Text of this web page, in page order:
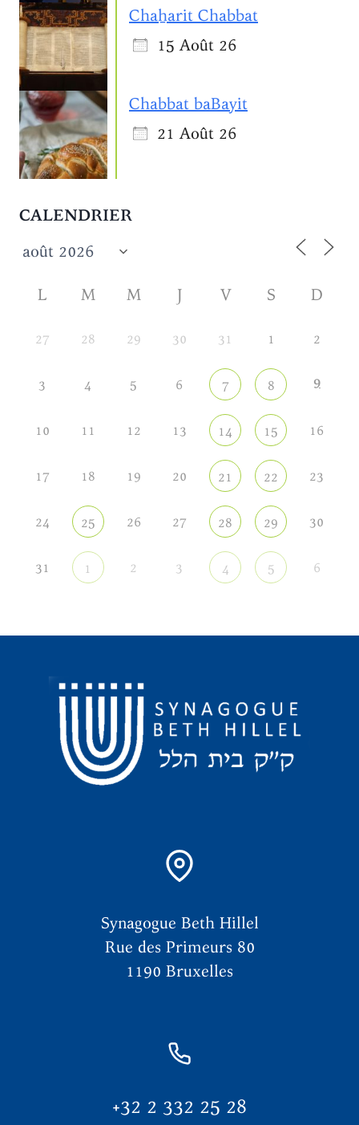
Chaẖarit Chabbat
15 Août 26
Chabbat baBayit
21 Août 26
CALENDRIER
L M M J V S D
27 28 29 30 31 1 2
3 4 5 6 7 8 9
10 11 12 13 14 15 16
17 18 19 20 21 22 23
24 25 26 27 28 29 30
31 1 2 3 4 5 6
Synagogue Beth Hillel
Rue des Primeurs 80
1190 Bruxelles
+32 2 332 25 28